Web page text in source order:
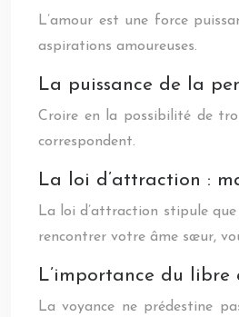
L’amour est une force
aspirations amoureuses.
La puissance de la
Croire en la possibilité de
correspondent.
La loi d’attraction :
La loi d’attraction stipule
rencontrer votre âme sœur,
L’importance du
La voyance ne prédestine